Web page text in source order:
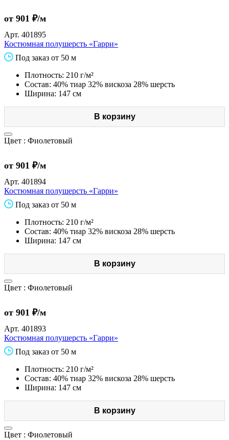
от 901 ₽/м
Арт. 401895
Костюмная полушерсть «Гарри»
Под заказ от 50 м
Плотность: 210 г/м²
Состав: 40% тиар 32% вискоза 28% шерсть
Ширина: 147 см
В корзину
Цвет : Фиолетовый
от 901 ₽/м
Арт. 401894
Костюмная полушерсть «Гарри»
Под заказ от 50 м
Плотность: 210 г/м²
Состав: 40% тиар 32% вискоза 28% шерсть
Ширина: 147 см
В корзину
Цвет : Фиолетовый
от 901 ₽/м
Арт. 401893
Костюмная полушерсть «Гарри»
Под заказ от 50 м
Плотность: 210 г/м²
Состав: 40% тиар 32% вискоза 28% шерсть
Ширина: 147 см
В корзину
Цвет : Фиолетовый